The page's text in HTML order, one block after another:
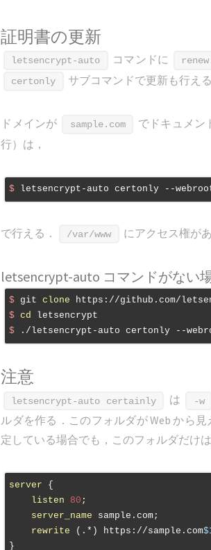
証明書の更新
letsencrypt-auto コマンドに renew
certonly サブコマンドで更新も行え
ドメインが sample.com でドキュメン
行）は，
$ letsencrypt-auto certonly --
で行える． /var/www にアクセス権が
letsencrypt-auto コマンドがない
$ git clone https://github.com/
$ cd letsencrypt
$ ./letsencrypt-auto certonly --
注意
letsencrypt-auto certainly は -w
ルダを作る．このフォルダが Web から
定している場合でも，このフォルダだけ
server {
listen
80 ;
server_name sample.com;
rewrite (.*) https://sample.com